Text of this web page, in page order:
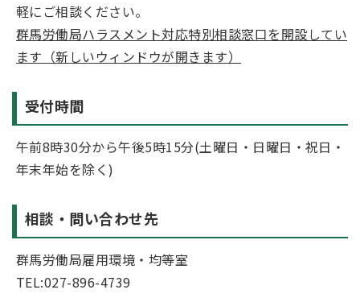
軽にご相談ください。
群馬労働局ハラスメント対応特別相談窓口を開設してい
ます（新しいウィンドウが開きます）
受付時間
午前8時30分から午後5時15分(土曜日・日曜日・祝日・
年末年始を除く)
相談・問い合わせ先
群馬労働局雇用環境・均等室
TEL:027-896-4739